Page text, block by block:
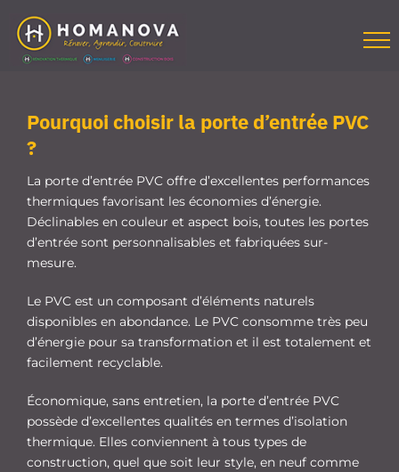
contenu
Pourquoi choisir la porte d’entrée PVC
?
La porte d’entrée PVC offre d’excellentes performances
thermiques favorisant les économies d’énergie.
Déclinables en couleur et aspect bois, toutes les portes
d’entrée sont personnalisables et fabriquées sur-
mesure.
Le PVC est un composant d’éléments naturels
disponibles en abondance. Le PVC consomme très peu
d’énergie pour sa transformation et il est totalement et
facilement recyclable.
Économique, sans entretien, la porte d’entrée PVC
possède d’excellentes qualités en termes d’isolation
thermique. Elles conviennent à tous types de
construction, quel que soit leur style, en neuf comme